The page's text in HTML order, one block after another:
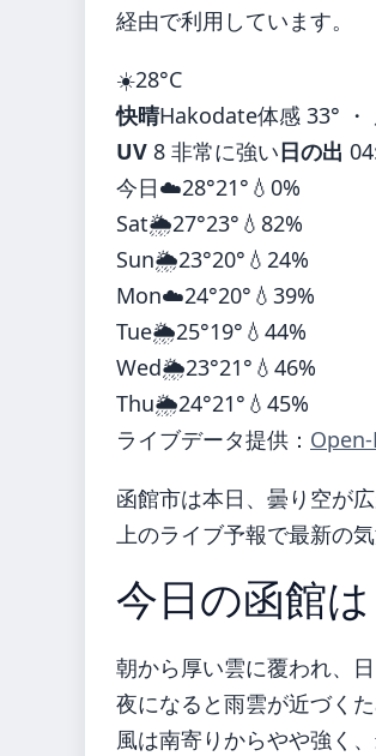
経由で利用しています。
☀️28°C
快晴Hakodate体感 33°
UV 8 非常に強い日の出
今日☁️28°21° 💧0%
Sat🌦️27°23° 💧82%
Sun🌦️23°20° 💧24%
Mon☁️24°20° 💧39%
Tue🌦️25°19° 💧44%
Wed🌦️23°21° 💧46%
Thu🌦️24°21° 💧45%
ライブデータ提供：
函館市は本日、曇り空が
上のライブ予報で最新の
今日の函館
朝から厚い雲に覆われ、
夜になると雨雲が近づく
風は南寄りからやや強く